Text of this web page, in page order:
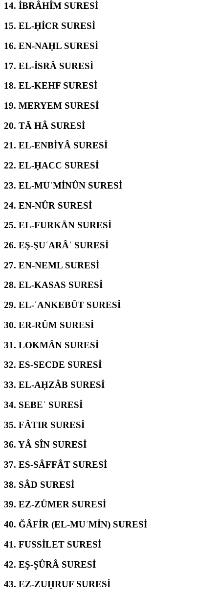
14. İBRÂHÎM SURESİ
15. EL-ḤİCR SURESİ
16. EN-NAḤL SURESİ
17. EL-İSRÂ SURESİ
18. EL-KEHF SURESİ
19. MERYEM SURESİ
20. TĀ HÂ SURESİ
21. EL-ENBİYÂ SURESİ
22. EL-ḤACC SURESİ
23. EL-MUʾMİNÛN SURESİ
24. EN-NÛR SURESİ
25. EL-FURKĀN SURESİ
26. EŞ-ŞUʿARÂʾ SURESİ
27. EN-NEML SURESİ
28. EL-KASAS SURESİ
29. EL-ʿANKEBÛT SURESİ
30. ER-RÛM SURESİ
31. LOKMÂN SURESİ
32. ES-SECDE SURESİ
33. EL-AḤZÂB SURESİ
34. SEBEʾ SURESİ
35. FÂTIR SURESİ
36. YÂ SÎN SURESİ
37. ES-SÂFFÂT SURESİ
38. SÂD SURESİ
39. EZ-ZÜMER SURESİ
40. ĞÂFİR (EL-MUʾMİN) SURESİ
41. FUSSİLET SURESİ
42. EŞ-ŞÛRÂ SURESİ
43. EZ-ZUḪRUF SURESİ